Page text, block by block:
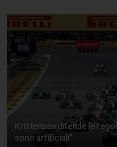
Kristensen difende le
sono artificiali”